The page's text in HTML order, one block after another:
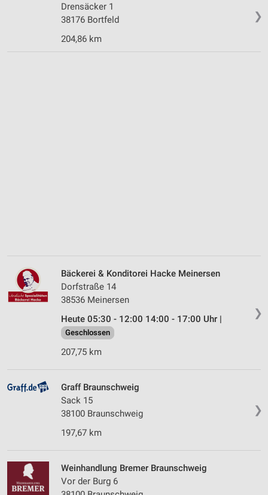
❯
Drensäcker 1
38176 Bortfeld
204,86 km
❯
Bäckerei & Konditorei Hacke Meinersen
Dorfstraße 14
38536 Meinersen
Heute 05:30 - 12:00 14:00 - 17:00 Uhr |
Geschlossen
207,75 km
❯
Graff Braunschweig
Sack 15
38100 Braunschweig
197,67 km
Weinhandlung Bremer Braunschweig
Vor der Burg 6